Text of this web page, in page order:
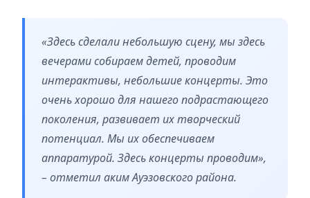
«Здесь сделали небольшую сцену, мы здесь
вечерами собираем детей, проводим
интерактивы, небольшие концерты. Это
очень хорошо для нашего подрастающего
поколения, развивает их творческий
потенциал. Мы их обеспечиваем
аппаратурой. Здесь концерты проводим»,
– отметил аким Ауэзовского района.